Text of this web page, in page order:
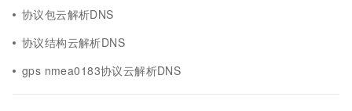
协议包云解析DNS
协议结构云解析DNS
gps nmea0183协议云解析DNS